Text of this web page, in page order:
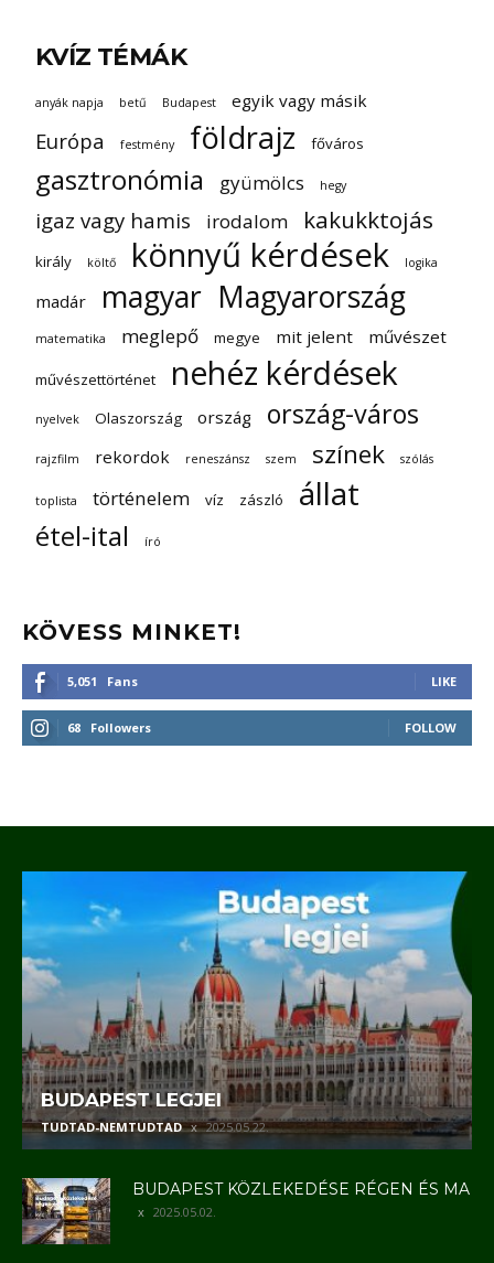
KVÍZ TÉMÁK
anyák napja betű Budapest egyik vagy másik
Európa festmény földrajz főváros
gasztronómia gyümölcs hegy
igaz vagy hamis irodalom kakukktojás
király költő könnyű kérdések logika
madár magyar Magyarország
matematika meglepő megye mit jelent művészet
művészettörténet nehéz kérdések
nyelvek Olaszország ország ország-város
rajzfilm rekordok reneszánsz szem színek szólás
toplista történelem víz zászló állat
étel-ital író
KÖVESS MINKET!
5,051 Fans LIKE
68 Followers FOLLOW
BUDAPEST LEGJEI
TUDTAD-NEMTUDTAD 2025.05.22.
BUDAPEST KÖZLEKEDÉSE RÉGEN ÉS MA
2025.05.02.